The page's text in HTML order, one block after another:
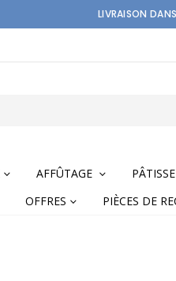
LIVRAISON
AFFÛTAGE
OFFRES PIÈCES DE